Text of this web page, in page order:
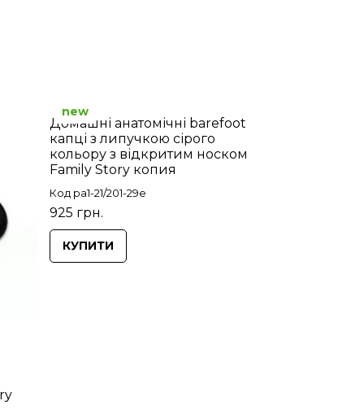
Домашні анатомічні barefoot
капці з липучкою сірого
кольору з відкритим носком
Family Story копия
Код pa1-21/201-29e
925 грн.
new
КУПИТИ